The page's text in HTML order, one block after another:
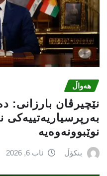
هەواڵ
نێچيرڤان بارزانى:
نوێبوونەوەیە
بنکۆڵ ئاب 6, 2026